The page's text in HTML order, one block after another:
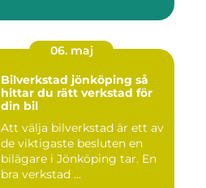
06. maj
Bilverkstad jönköping så
hittar du rätt verkstad för
din bil
Att välja bilverkstad är ett av
de viktigaste besluten en
bilägare i Jönköping tar. En
bra verkstad ...